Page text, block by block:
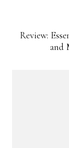
Review:
and